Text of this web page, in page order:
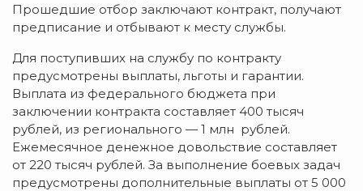
Прошедшие отбор заключают контракт, получают
предписание и отбывают к месту службы.
Для поступивших на службу по контракту
предусмотрены выплаты, льготы и гарантии.
Выплата из федерального бюджета при
заключении контракта составляет 400 тысяч
рублей, из регионального — 1 млн рублей.
Ежемесячное денежное довольствие составляет
от 220 тысяч рублей. За выполнение боевых задач
предусмотрены дополнительные выплаты от 5 000